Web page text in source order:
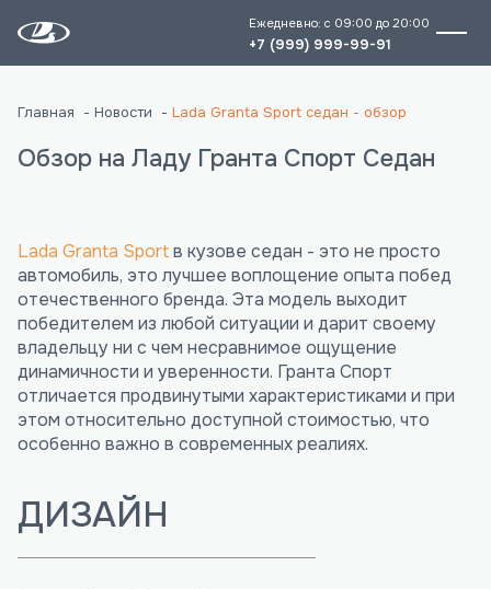
Ежедневно: с 09:00 до 20:00
+7 (999) 999-99-91
Главная Новости Lada Granta Sport седан - обзор
Обзор на Ладу Гранта Спорт Седан
Lada Granta Sportв кузове седан - это не просто
автомобиль, это лучшее воплощение опыта побед
отечественного бренда. Эта модель выходит
победителем из любой ситуации и дарит своему
владельцу ни с чем несравнимое ощущение
динамичности и уверенности. Гранта Спорт
отличается продвинутыми характеристиками и при
этом относительно доступной стоимостью, что
особенно важно в современных реалиях.
ДИЗАЙН